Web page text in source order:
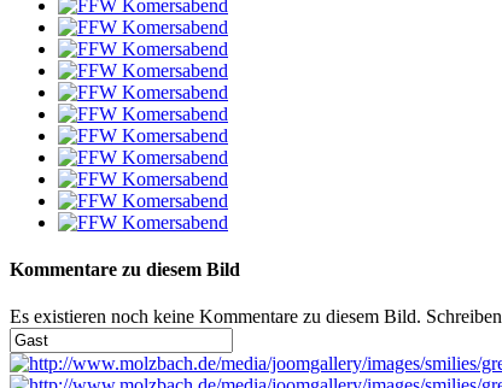
Kommentare zu diesem Bild
Es existieren noch keine Kommentare zu diesem Bild.